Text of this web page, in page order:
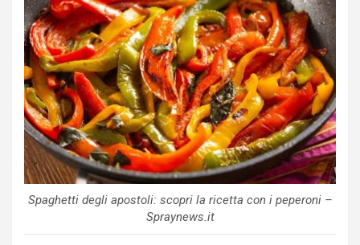
Spaghetti degli apostoli: scopri la ricetta con i peperoni –
Spraynews.it